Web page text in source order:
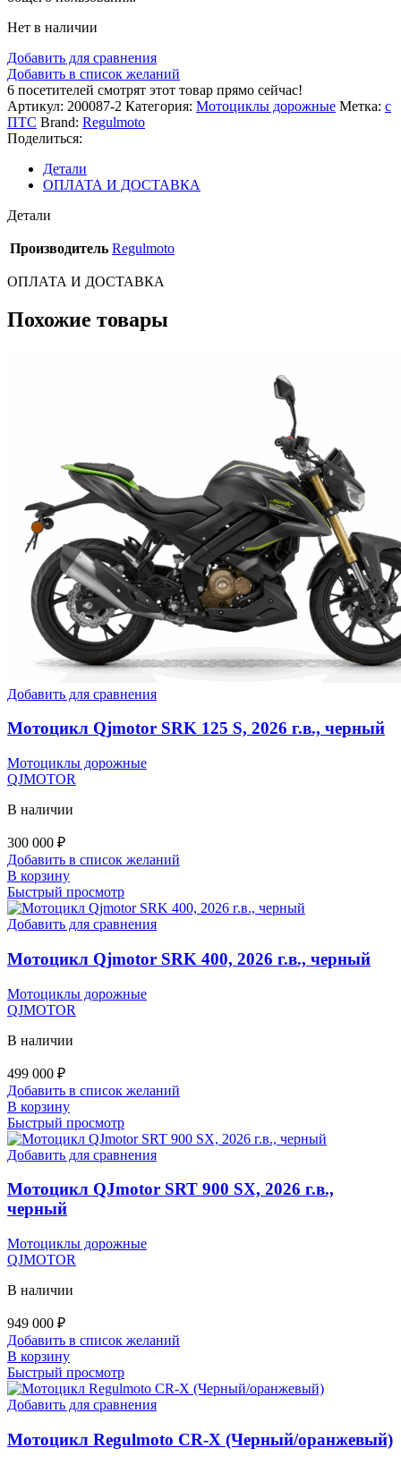
Нет в наличии
Добавить для сравнения
Добавить в список желаний
6 посетителей смотрят этот товар прямо сейчас!
Артикул: 200087-2 Категория: Мотоциклы дорожные Метка: с
ПТС Brand: Regulmoto
Поделиться:
Детали
ОПЛАТА И ДОСТАВКА
Детали
Производитель Regulmoto
ОПЛАТА И ДОСТАВКА
Похожие товары
Добавить для сравнения
Мотоцикл Qjmotor SRK 125 S, 2026 г.в., черный
Мотоциклы дорожные
QJMOTOR
В наличии
300 000 ₽
Добавить в список желаний
В корзину
Быстрый просмотр
Добавить для сравнения
Мотоцикл Qjmotor SRK 400, 2026 г.в., черный
Мотоциклы дорожные
QJMOTOR
В наличии
499 000 ₽
Добавить в список желаний
В корзину
Быстрый просмотр
Добавить для сравнения
Мотоцикл QJmotor SRT 900 SX, 2026 г.в.,
черный
Мотоциклы дорожные
QJMOTOR
В наличии
949 000 ₽
Добавить в список желаний
В корзину
Быстрый просмотр
Добавить для сравнения
Мотоцикл Regulmoto CR-X (Черный/оранжевый)